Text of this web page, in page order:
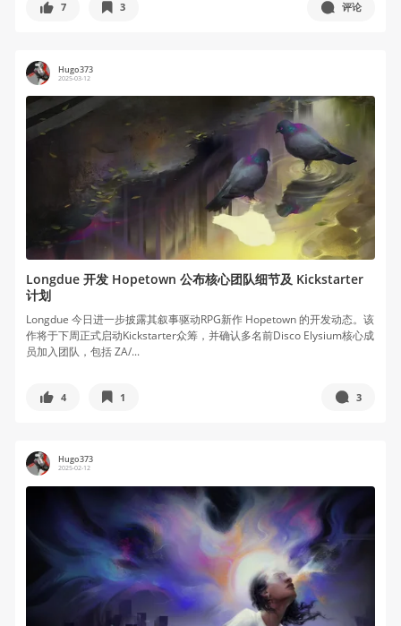
7 3 评论
Hugo373
2025-03-12
Longdue 开发 Hopetown 公布核心团队细节及 Kickstarter
计划
Longdue 今日进一步披露其叙事驱动RPG新作 Hopetown 的开发动态。该
作将于下周正式启动Kickstarter众筹，并确认多名前Disco Elysium核心成
员加入团队，包括 ZA/...
4 1 3
Hugo373
2025-02-12